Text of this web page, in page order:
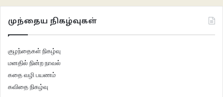
முந்தைய நிகழ்வுகள்
குழந்தைகள் நிகழ்வு
மனதில் நின்ற நாவல்
கதை வழி பயணம்
கவிதை நிகழ்வு